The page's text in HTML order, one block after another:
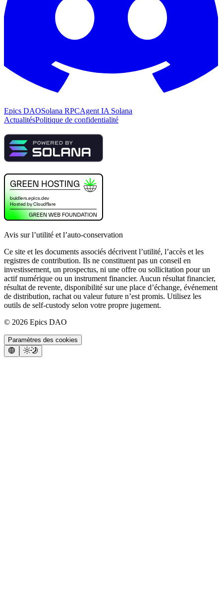
Epics DAOSolana RPCAgent IA Solana
ActualitésPolitique de confidentialité
Avis sur l’utilité et l’auto-conservation
Ce site et les documents associés décrivent l’utilité, l’accès et les
registres de contribution. Ils ne constituent pas un conseil en
investissement, un prospectus, ni une offre ou sollicitation pour un
actif numérique ou un instrument financier. Aucun résultat financier,
résultat de revente, disponibilité sur une place d’échange, événement
de distribution, rachat ou valeur future n’est promis. Utilisez les
outils de self-custody selon votre propre jugement.
© 2026 Epics DAO
Paramètres des cookies